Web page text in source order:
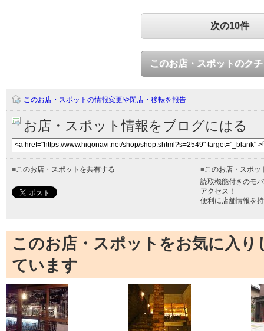
次の10件
このお店・スポットのク
このお店・スポットの情報変更や閉店・移転を報告
お店・スポット情報をブログにはる
■ このお店・スポットを共有する ■ このお店・スポ
読取機能付きのモ
アクセス！
便利に店舗情報を
このお店・スポットをお気に入
ています